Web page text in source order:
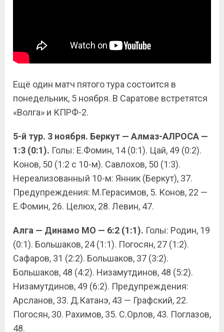
Ещё один матч пятого тура состоится в
понедельник, 5 ноября. В Саратове встретятся
«Волга» и КПРФ-2.
5-й тур. 3 ноября. Беркут — Алмаз-АЛРОСА —
1:3 (0:1). Голы: Е.Фомин, 14 (0:1). Цай, 49 (0:2).
Конов, 50 (1:2 с 10-м). Савлохов, 50 (1:3).
Нереализованный 10-м: Янник (Беркут), 37.
Предупреждения: М.Герасимов, 5. Конов, 22 —
Е.Фомин, 26. Целюх, 28. Левин, 47.
Алга — Динамо МО — 6:2 (1:1). Голы: Родин, 19
(0:1). Большаков, 24 (1:1). Погосян, 27 (1:2).
Сафаров, 31 (2:2). Большаков, 37 (3:2).
Большаков, 48 (4:2). Низамутдинов, 48 (5:2).
Низамутдинов, 49 (6:2). Предупреждения:
Арсланов, 33. Д.Катанэ, 43 — Графский, 22.
Погосян, 30. Рахимов, 35. С.Орлов, 43. Поглазов,
48.